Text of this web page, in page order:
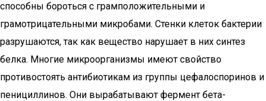
способны бороться с грамположительными и
грамотрицательными микробами. Стенки клеток бактерии
разрушаются, так как вещество нарушает в них синтез
белка. Многие микроорганизмы имеют свойство
противостоять антибиотикам из группы цефалоспоринов и
пенициллинов. Они вырабатывают фермент бета-